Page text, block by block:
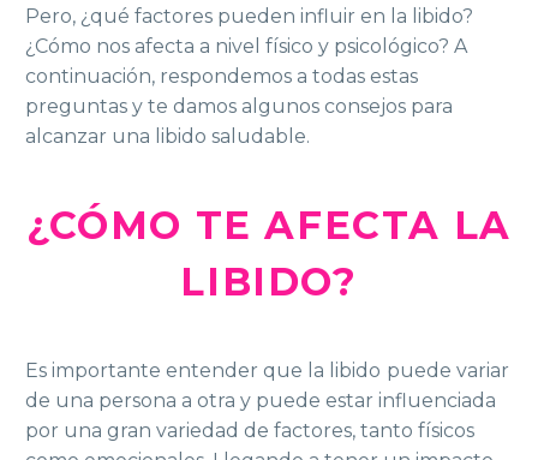
Pero, ¿qué factores pueden influir en la libido?
¿Cómo nos afecta a nivel físico y psicológico? A
continuación, respondemos a todas estas
preguntas y te damos algunos consejos para
alcanzar una libido saludable.
¿CÓMO TE AFECTA LA
LIBIDO?
Es importante entender que la libido puede variar
de una persona a otra y puede estar influenciada
por una gran variedad de factores, tanto físicos